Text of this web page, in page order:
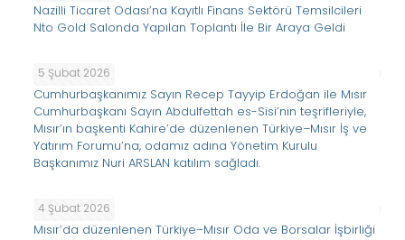
Nazilli Ticaret Odası’na Kayıtlı Finans Sektörü Temsilcileri
Nto Gold Salonda Yapılan Toplantı İle Bir Araya Geldi
5 Şubat 2026
Cumhurbaşkanımız Sayın Recep Tayyip Erdoğan ile Mısır
Cumhurbaşkanı Sayın Abdulfettah es-Sisi’nin teşrifleriyle,
Mısır’ın başkenti Kahire’de düzenlenen Türkiye–Mısır İş ve
Yatırım Forumu’na, odamız adına Yönetim Kurulu
Başkanımız Nuri ARSLAN katılım sağladı.
4 Şubat 2026
Mısır’da düzenlenen Türkiye–Mısır Oda ve Borsalar İşbirliği